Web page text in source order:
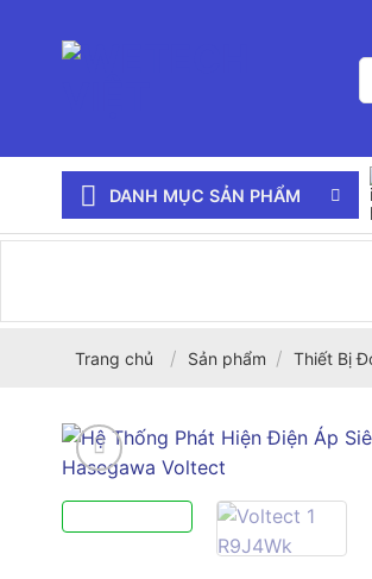
DANH MỤC SẢN PHẨM
Trang chủ / Sản phẩm / Thiết Bị